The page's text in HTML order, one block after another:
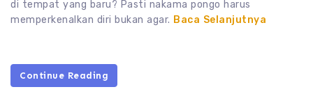
di tempat yang baru? Pasti nakama pongo harus
memperkenalkan diri bukan agar. Baca Selanjutnya
Continue Reading